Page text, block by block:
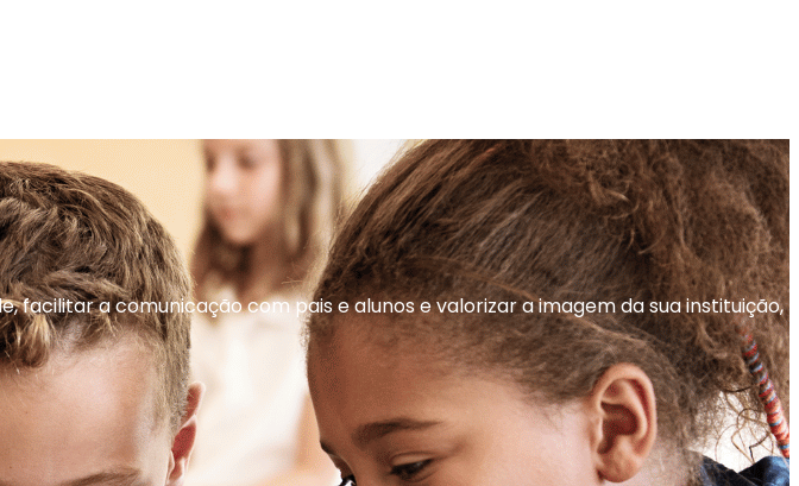
a comunicação com pais e alunos e valorizar a imagem da sua instituição,